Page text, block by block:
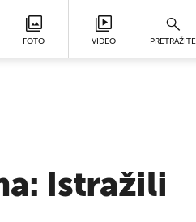
FOTO VIDEO PRETRAŽITE
Istražili